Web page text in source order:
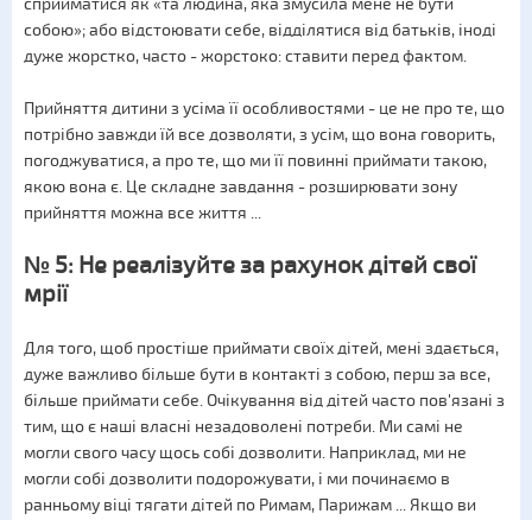
сприйматися як «та людина, яка змусила мене не бути
собою»; або відстоювати себе, відділятися від батьків, іноді
дуже жорстко, часто - жорстоко: ставити перед фактом.
Прийняття дитини з усіма її особливостями - це не про те, що
потрібно завжди їй все дозволяти, з усім, що вона говорить,
погоджуватися, а про те, що ми її повинні приймати такою,
якою вона є. Це складне завдання - розширювати зону
прийняття можна все життя ...
№ 5: Не реалізуйте за рахунок дітей свої
мрії
Для того, щоб простіше приймати своїх дітей, мені здається,
дуже важливо більше бути в контакті з собою, перш за все,
більше приймати себе. Очікування від дітей часто пов'язані з
тим, що є наші власні незадоволені потреби. Ми самі не
могли свого часу щось собі дозволити. Наприклад, ми не
могли собі дозволити подорожувати, і ми починаємо в
ранньому віці тягати дітей по Римам, Парижам ... Якщо ви